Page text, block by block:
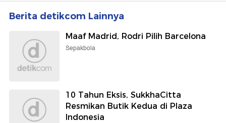
Berita detikcom Lainnya
Maaf Madrid, Rodri Pilih Barcelona
Sepakbola
10 Tahun Eksis, SukkhaCitta
Resmikan Butik Kedua di Plaza
Indonesia